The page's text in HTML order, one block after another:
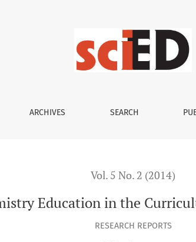
the Curriculum of Non-chemical Vocational
ARCHIVES SEARCH
Vol. 5 No. 2 (2014)
Education in the
RESEARCH REPORTS